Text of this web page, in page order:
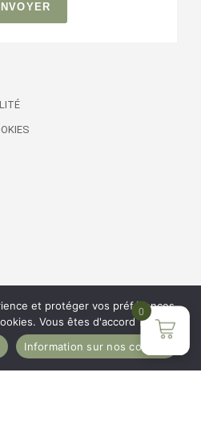
0
et protéger vos préférences,
Vous êtes d'accord ?
Information sur nos cookies